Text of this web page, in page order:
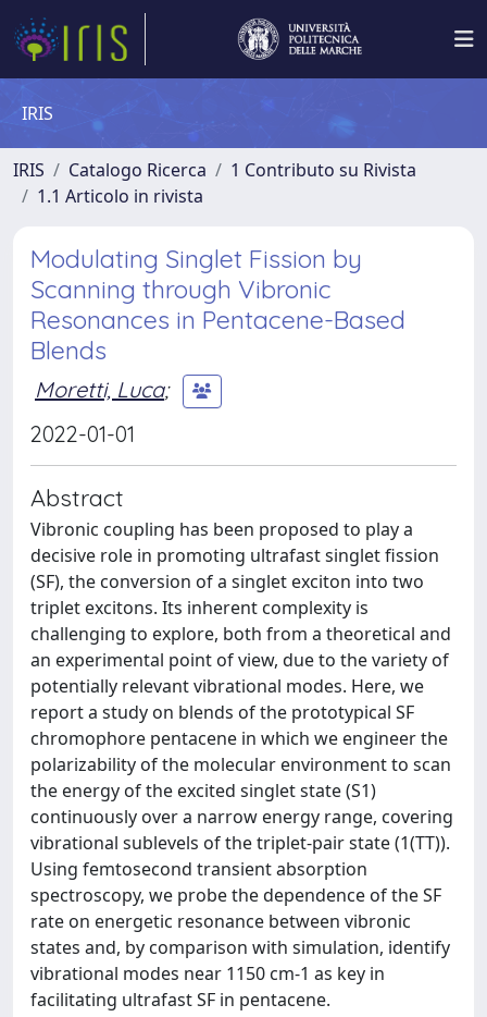
IRIS
IRIS Catalogo Ricerca
1 Contributo su Rivista
1.1 Articolo in rivista
Modulating Singlet Fission by
Scanning through Vibronic
Resonances in Pentacene-Based
Blends
Moretti, Luca;
2022-01-01
Abstract
Vibronic coupling has been proposed to play a
decisive role in promoting ultrafast singlet fission
(SF), the conversion of a singlet exciton into two
triplet excitons. Its inherent complexity is
challenging to explore, both from a theoretical and
an experimental point of view, due to the variety of
potentially relevant vibrational modes. Here, we
report a study on blends of the prototypical SF
chromophore pentacene in which we engineer the
polarizability of the molecular environment to scan
the energy of the excited singlet state (S1)
continuously over a narrow energy range, covering
vibrational sublevels of the triplet-pair state (1(TT)).
Using femtosecond transient absorption
spectroscopy, we probe the dependence of the SF
rate on energetic resonance between vibronic
states and, by comparison with simulation, identify
vibrational modes near 1150 cm-1 as key in
facilitating ultrafast SF in pentacene.